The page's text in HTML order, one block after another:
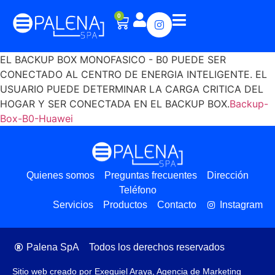
0
EL BACKUP BOX MONOFASICO - B0 PUEDE SER
CONECTADO AL CENTRO DE ENERGIA INTELIGENTE. EL
USUARIO PUEDE DETERMINAR LA CARGA CRITICA DEL
HOGAR Y SER CONECTADA EN EL BACKUP BOX.Backup-
Box-B0-Huawei
Quienes somos Preguntas frecuentes
Dirección
Teléfono
Servicios
Productos Contacto Instagram
Palena SpA Todos los derechos reservados
Sitio web creado por Exequiel Araya, Agencia de Marketing